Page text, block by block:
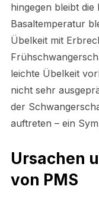
hingegen bleibt die
Basaltemperatur
Übelkeit mit
leichte Übelkeit
nicht sehr
der
auftreten – ein
Ursachen
von PMS